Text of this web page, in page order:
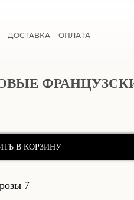
ДОСТАВКА ОПЛАТА
В КОРЗИНУ
7